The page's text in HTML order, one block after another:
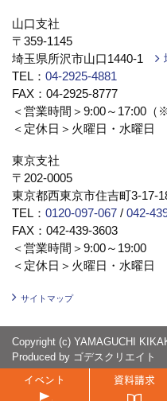
山口支社
〒359-1145
埼玉県所沢市山口1440-1
TEL： 04-2925-4881
FAX：04-2925-8777
＜営業時間＞9:00～17:00
＜定休日＞火曜日・水曜日
東京支社
〒202-0005
東京都西東京市住吉町3-17-
TEL： 0120-097-067 / 042-
FAX：042-439-3603
＜営業時間＞9:00～19:00
＜定休日＞火曜日・水曜日
サイトマップ
Copyright (c) YAMAGUCHI
Produced by ゴデスクリエイト
イベント 資料請求